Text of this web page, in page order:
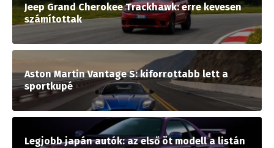
Jeep Grand Cherokee Trackhawk: erre kevesen
számítottak
Aston Martin Vantage S: kiforrottabb lett a
sportkupé
Legjobb japán autók: az első öt modell a listán